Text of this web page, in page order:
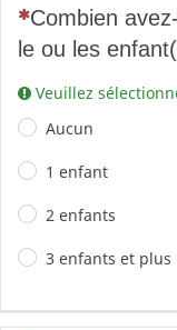
(Cette question est
Combien
le ou les
Veuillez
Aucun
1 enfant
2 enfants
3 enfants et plus